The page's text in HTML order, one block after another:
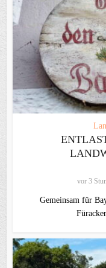
vor 3
Gemeinsam für